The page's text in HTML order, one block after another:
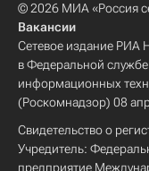
© 2026 МИА «Россия
Вакансии
Сетевое издание РИА
в Федеральной
информационных
(Роскомнадзор) 08
Свидетельство о
Учредитель:
предприятие